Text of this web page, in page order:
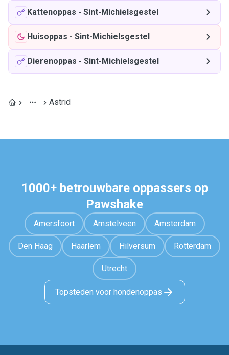
Kattenoppas - Sint-Michielsgestel
Huisoppas - Sint-Michielsgestel
Dierenoppas - Sint-Michielsgestel
Astrid
1000+ betrouwbare oppassers op
Pawshake
Amersfoort Amstelveen Amsterdam
Den Haag Haarlem Hilversum Rotterdam
Utrecht
Topsteden voor hondenoppas